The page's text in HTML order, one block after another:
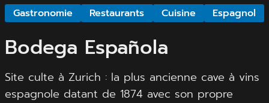
Gastronomie Restaurants Cuisine Espagnol
Bodega Española
Site culte à Zurich : la plus ancienne cave à vins
espagnole datant de 1874 avec son propre